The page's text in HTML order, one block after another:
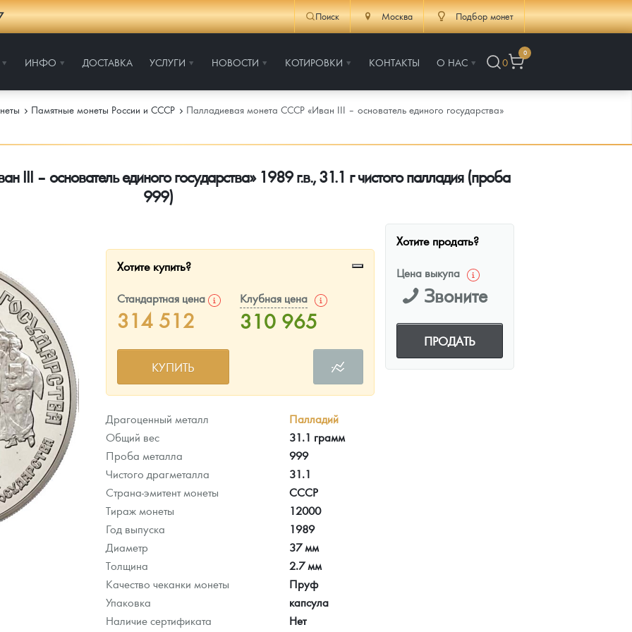
Поиск Москва Подбор монет
ИНФО ДОСТАВКА УСЛУГИ НОВОСТИ КОТИРОВКИ КОНТАКТЫ О НАС 0
0
платины на 2026 год
Памятные монеты России и СССР
Палладиевая монета СССР «Иван III – основатель единого государства»
III – основатель единого государства» 1989 г.в., 31.1 г чистого палладия (проба
999)
Хотите купить?
Стандартная цена
314 512
Клубная цена
310 965
КУПИТЬ
Хотите продать?
Цена выкупа
Звоните
ПРОДАТЬ
Драгоценный металл
Палладий
Общий вес
31.1 грамм
Проба металла
999
Чистого драгметалла
31.1
Страна-эмитент монеты
СССР
Тираж монеты
12000
Год выпуска
1989
Диаметр
37 мм
Толщина
2.7 мм
Качество чеканки монеты
Пруф
Упаковка
капсула
Наличие сертификата
Нет